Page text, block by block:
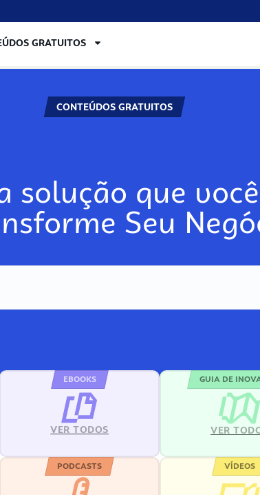
GRATUITOS
CONTEÚDOS GRATUITOS
solução que
Seu
EBOOKS
VER TODOS
GUIA DE
VER
PODCASTS VÍDEOS